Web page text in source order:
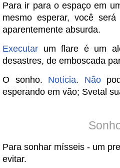
Para ir para o espaço em
mesmo esperar, você
aparentemente absurda.
Executar um flare é um
desastres, de emboscada
O sonho. Notícia. Não
esperando em vão; Svetal
Para sonhar mísseis - um
evitar.